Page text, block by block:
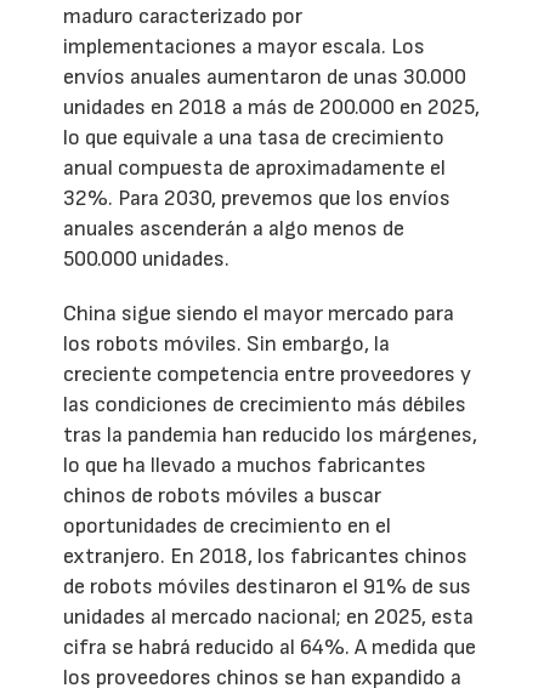
maduro caracterizado por
implementaciones a mayor escala. Los
envíos anuales aumentaron de unas 30.000
unidades en 2018 a más de 200.000 en 2025,
lo que equivale a una tasa de crecimiento
anual compuesta de aproximadamente el
32%. Para 2030, prevemos que los envíos
anuales ascenderán a algo menos de
500.000 unidades.
China sigue siendo el mayor mercado para
los robots móviles. Sin embargo, la
creciente competencia entre proveedores y
las condiciones de crecimiento más débiles
tras la pandemia han reducido los márgenes,
lo que ha llevado a muchos fabricantes
chinos de robots móviles a buscar
oportunidades de crecimiento en el
extranjero. En 2018, los fabricantes chinos
de robots móviles destinaron el 91% de sus
unidades al mercado nacional; en 2025, esta
cifra se habrá reducido al 64%. A medida que
los proveedores chinos se han expandido a